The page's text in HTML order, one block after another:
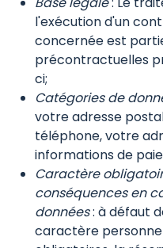
l'exécution d'un
concernée est
précontractuelles
ci;
Catégories de
votre adresse
téléphone, votre
informations de
Caractère
conséquences en
données: à défaut
caractère